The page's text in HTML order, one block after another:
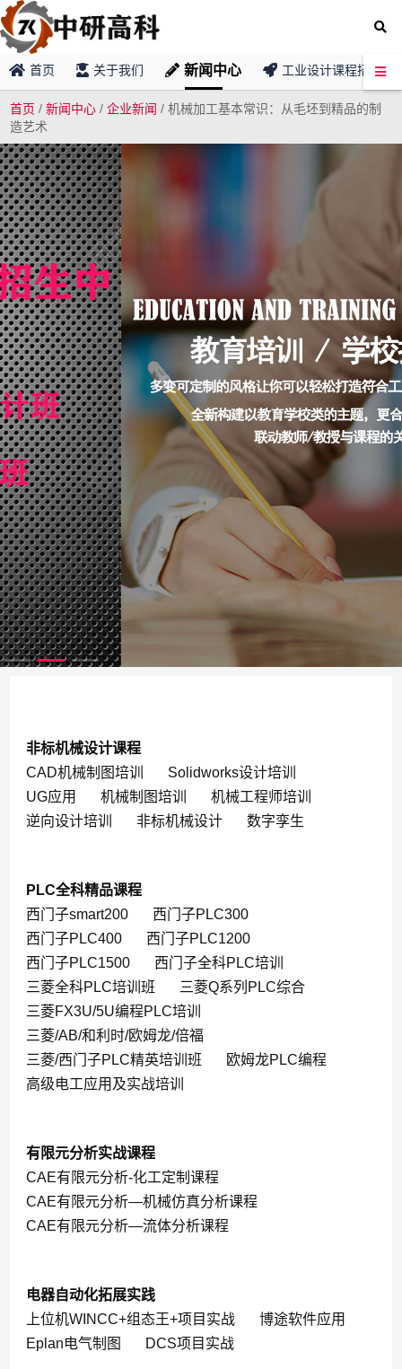
首页 关于我们 新闻中心 工业设计课程招募
首页 /新闻中心 /企业新闻 /机械加工基本常识：从毛坯到精品的制
造艺术
非标机械设计课程
CAD机械制图培训
Solidworks设计培训
UG应用
机械制图培训
机械工程师培训
逆向设计培训
非标机械设计 数字孪生
PLC全科精品课程
西门子smart200
西门子PLC300
西门子PLC400
西门子PLC1200
西门子PLC1500
西门子全科PLC培训
三菱全科PLC培训班
三菱Q系列PLC综合
三菱FX3U/5U编程PLC培训
三菱/AB/和利时/欧姆龙/倍福
三菱/西门子PLC精英培训班
欧姆龙PLC编程
高级电工应用及实战培训
有限元分析实战课程
CAE有限元分析-化工定制课程
CAE有限元分析—机械仿真分析课程
CAE有限元分析—流体分析课程
电器自动化拓展实践
上位机WINCC+组态王+项目实战
博途软件应用
Eplan电气制图
DCS项目实战